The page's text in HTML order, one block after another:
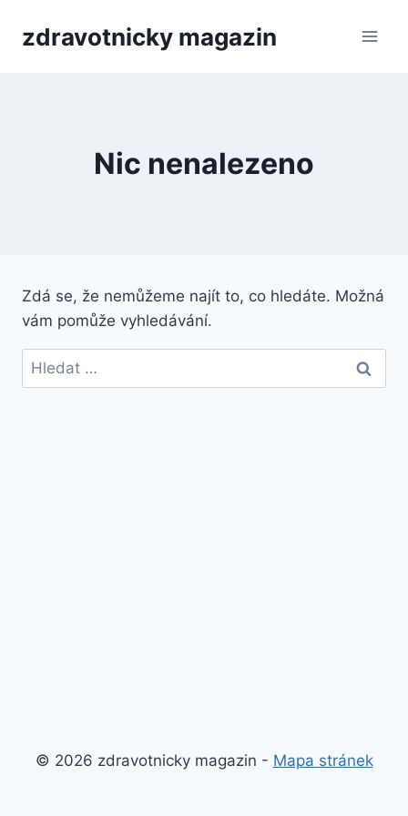
zdravotnicky magazin
Nic nenalezeno
Zdá se, že nemůžeme najít to, co hledáte. Možná
vám pomůže vyhledávání.
Vyhledávání
© 2026 zdravotnicky magazin - Mapa stránek